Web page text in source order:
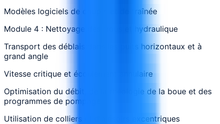
Modèles logiciels de couple et de traînée
Module 4 : Nettoyage des trous et hydraulique
Transport des déblais dans les puits horizontaux et à
grand angle
Vitesse critique et écoulement annulaire
Optimisation du débit, de la rhéologie de la boue et des
programmes de pompage
Utilisation de colliers et d'alésoirs excentriques